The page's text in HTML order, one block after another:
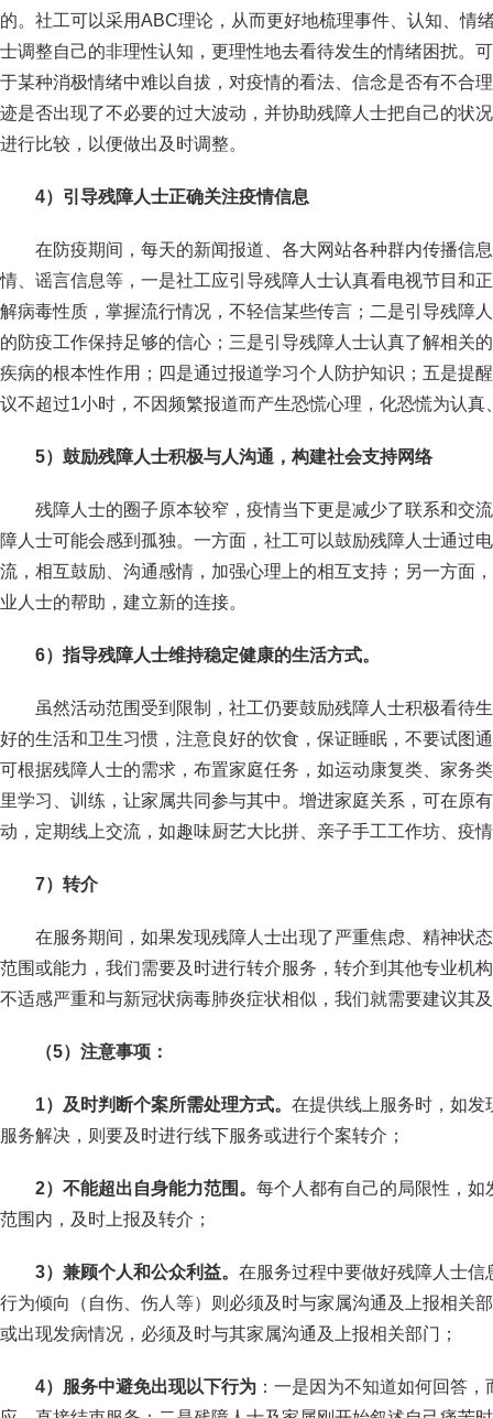
的。社工可以采用ABC理论，从而更好地梳理事件、认知、情
士调整自己的非理性认知，更理性地去看待发生的情绪困扰。
于某种消极情绪中难以自拔，对疫情的看法、信念是否有不合
迹是否出现了不必要的过大波动，并协助残障人士把自己的状
进行比较，以便做出及时调整。
4）引导残障人士正确关注疫情信息
在防疫期间，每天的新闻报道、各大网站各种群内传播信
情、谣言信息等，一是社工应引导残障人士认真看电视节目和
解病毒性质，掌握流行情况，不轻信某些传言；二是引导残障
的防疫工作保持足够的信心；三是引导残障人士认真了解相关
疾病的根本性作用；四是通过报道学习个人防护知识；五是提
议不超过1小时，不因频繁报道而产生恐慌心理，化恐慌为认
5）鼓励残障人士积极与人沟通，构建社会支持网络
残障人士的圈子原本较窄，疫情当下更是减少了联系和交
障人士可能会感到孤独。一方面，社工可以鼓励残障人士通过
流，相互鼓励、沟通感情，加强心理上的相互支持；另一方面
业人士的帮助，建立新的连接。
6）指导残障人士维持稳定健康的生活方式。
虽然活动范围受到限制，社工仍要鼓励残障人士积极看待
好的生活和卫生习惯，注意良好的饮食，保证睡眠，不要试图
可根据残障人士的需求，布置家庭任务，如运动康复类、家务
里学习、训练，让家属共同参与其中。增进家庭关系，可在原
动，定期线上交流，如趣味厨艺大比拼、亲子手工工作坊、疫
7）转介
在服务期间，如果发现残障人士出现了严重焦虑、精神状
范围或能力，我们需要及时进行转介服务，转介到其他专业机
不适感严重和与新冠状病毒肺炎症状相似，我们就需要建议其
（5）注意事项：
1）及时判断个案所需处理方式。 在提供线上服务时，如发
服务解决，则要及时进行线下服务或进行个案转介；
2）不能超出自身能力范围。 每个人都有自己的局限性，
范围内，及时上报及转介；
3）兼顾个人和公众利益。 在服务过程中要做好残障人士
行为倾向（自伤、伤人等）则必须及时与家属沟通及上报相关
或出现发病情况，必须及时与其家属沟通及上报相关部门；
4）服务中避免出现以下行为 ：一是因为不知道如何回答